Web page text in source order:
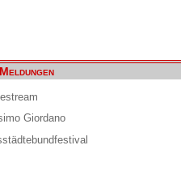
Giordano